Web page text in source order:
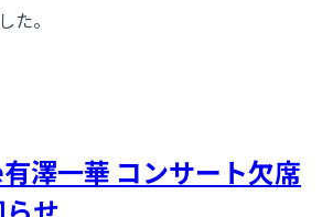
た。
澤一華 コンサート欠席